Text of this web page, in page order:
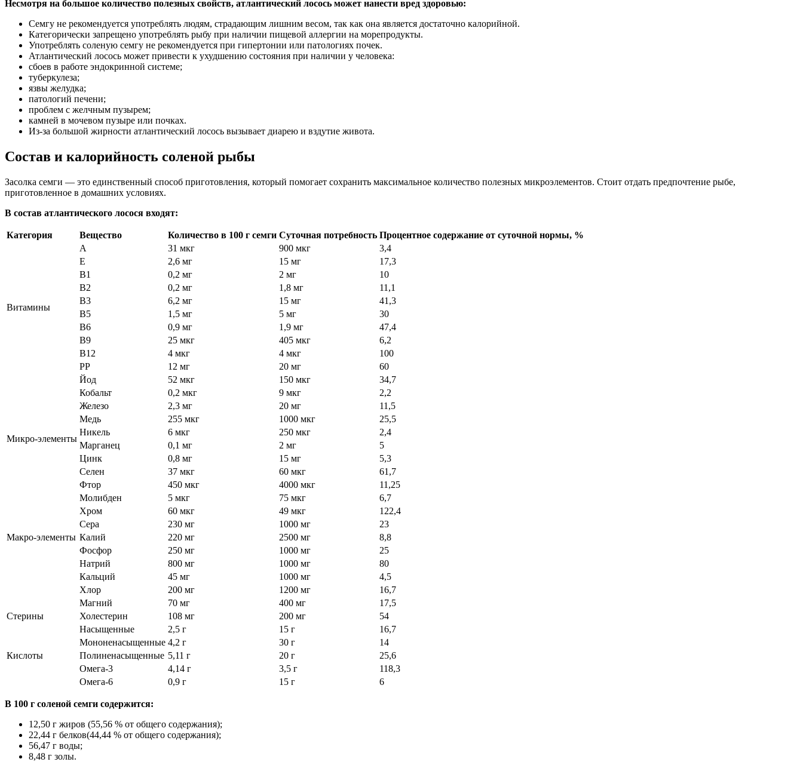
Несмотря на большое количество полезных свойств, атлантический лосось может нанести вред здоровью:
Семгу не рекомендуется употреблять людям, страдающим лишним весом, так как она является достаточно калорийной.
Категорически запрещено употреблять рыбу при наличии пищевой аллергии на морепродукты.
Употреблять соленую семгу не рекомендуется при гипертонии или патологиях почек.
Атлантический лосось может привести к ухудшению состояния при наличии у человека:
сбоев в работе эндокринной системе;
туберкулеза;
язвы желудка;
патологий печени;
проблем с желчным пузырем;
камней в мочевом пузыре или почках.
Из-за большой жирности атлантический лосось вызывает диарею и вздутие живота.
Состав и калорийность соленой рыбы
Засолка семги — это единственный способ приготовления, который помогает сохранить максимальное количество полезных микроэлементов. Стоит отдать предпочтение рыбе,
приготовленное в домашних условиях.
В состав атлантического лосося входят:
Категория Вещество Количество в 100 г семги Суточная потребность Процентное содержание от суточной нормы, %
Витамины
А 31 мкг 900 мкг
3,4
Е
2,6 мг 15 мг
17,3
B1
0,2 мг 2 мг
10
B2
0,2 мг 1,8 мг
11,1
В3
6,2 мг 15 мг
41,3
В5
1,5 мг 5 мг
30
В6
0,9 мг 1,9 мг
47,4
В9
25 мкг 405 мкг
6,2
В12
4 мкг 4 мкг
100
РР
12 мг 20 мг 60
Микро-элементы
Йод 52 мкг 150 мкг
34,7
Кобальт
0,2 мкг 9 мкг
2,2
Железо
2,3 мг 20 мг
11,5
Медь
255 мкг 1000 мкг
25,5
Никель
6 мкг 250 мкг
2,4
Марганец
0,1 мг 2 мг
5
Цинк
0,8 мг 15 мг
5,3
Селен
37 мкг 60 мкг
61,7
Фтор
450 мкг 4000 мкг
11,25
Молибден
5 мкг 75 мкг 6,7
Макро-элементы
Хром 60 мкг 49 мкг
122,4
Сера
230 мг 1000 мг
23
Калий
220 мг 2500 мг
8,8
Фосфор
250 мг 1000 мг
25
Натрий
800 мг 1000 мг
80
Кальций
45 мг 1000 мг
4,5
Хлор
200 мг 1200 мг
16,7
Магний
70 мг 400 мг
17,5
Стерины
Холестерин 108 мг 200 мг 54
Кислоты
Насыщенные 2,5 г 15 г
16,7
Мононенасыщенные 4,2 г 30 г
14
Полиненасыщенные 5,11 г 20 г
25,6
Омега-3
4,14 г 3,5 г
118,3
Омега-6
0,9 г 15 г 6
В 100 г соленой семги содержится:
12,50 г жиров (55,56 % от общего содержания);
22,44 г белков(44,44 % от общего содержания);
56,47 г воды;
8,48 г золы.